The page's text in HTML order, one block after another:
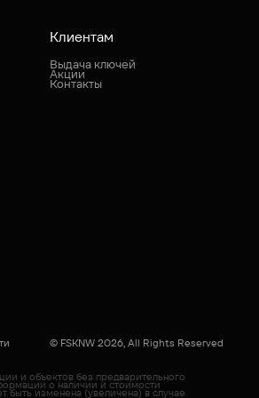
Клиентам
Выдача ключей
Акции
Контакты
© FSKNW 2026, All Rights Reserved
и объектов без предварительного
о наличии и стоимости
быть изменена (увеличена) в случае